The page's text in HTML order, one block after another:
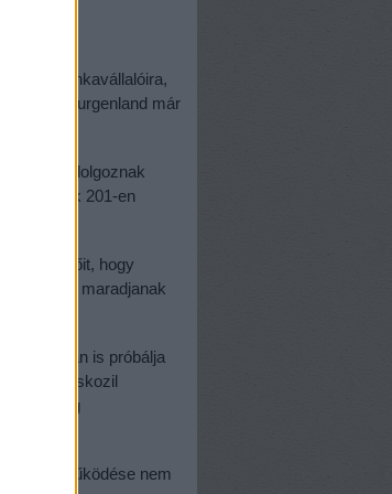
munkavállalóira,
hogy Burgenland már
an dolgoznak
Közülük 201-en
hogy
hogy maradjanak
is próbálja
Peter Doskozil
működése nem